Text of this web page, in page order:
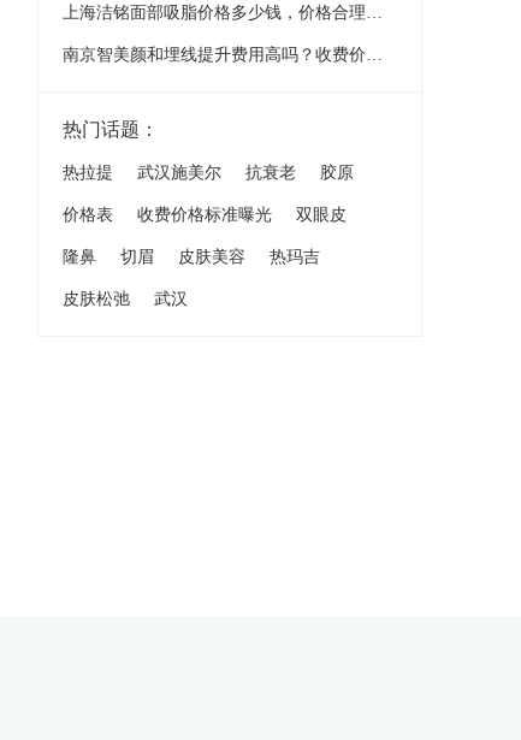
上海洁铭面部吸脂价格多少钱，价格合理吗？价格是多少钱？
南京智美颜和埋线提升费用高吗？收费价格标准曝光，收费预览
热门话题：
热拉提 武汉施美尔 抗衰老 胶原
价格表 收费价格标准曝光 双眼皮
隆鼻 切眉 皮肤美容 热玛吉
皮肤松弛 武汉